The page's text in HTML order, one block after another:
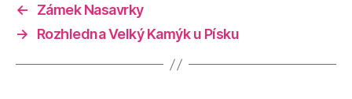
←
Zámek Nasavrky
→
Rozhledna Velký Kamýk u Písku